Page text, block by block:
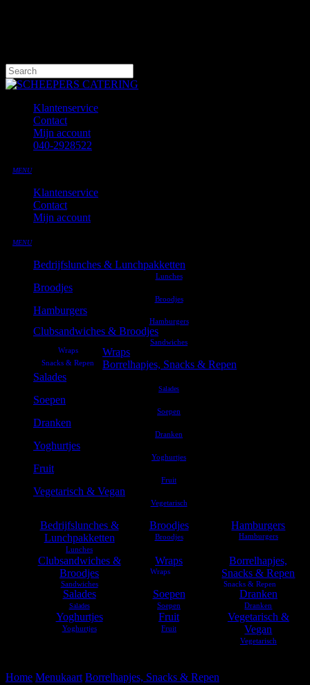
Close
Klantenservice
Contact
Mijn account
040-2928522
MENU
Klantenservice
Contact
Mijn account
MENU
Bedrijfslunches & Lunchpakketten
Broodjes
Hamburgers
Clubsandwiches & Broodjes
Wraps
Borrelhapjes, Snacks & Repen
Salades
Soepen
Dranken
Yoghurtjes
Fruit
Vegetarisch & Vegan
Bedrijfslunches &
Lunchpakketten
Broodjes Hamburgers
Clubsandwiches &
Broodjes
Wraps
Borrelhapjes,
Snacks & Repen
Salades
Soepen
Dranken
Yoghurtjes
Fruit
Vegetarisch &
Vegan
Home Menukaart Borrelhapjes, Snacks & Repen